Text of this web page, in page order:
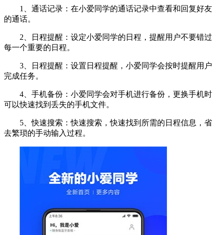
1、通话记录：在小爱同学的通话记录中查看和回复好友
的通话。
2、日程提醒：设定小爱同学的日程，提醒用户不要错过
每一个重要的日程。
3、日程提醒：设置日程提醒，小爱同学会按时提醒用户
完成任务。
4、手机备份：小爱同学会对手机进行备份，更换手机时
可以快速找到丢失的手机文件。
5、快速搜索：快速搜索，快速找到所需的日程信息，省
去繁琐的手动输入过程。